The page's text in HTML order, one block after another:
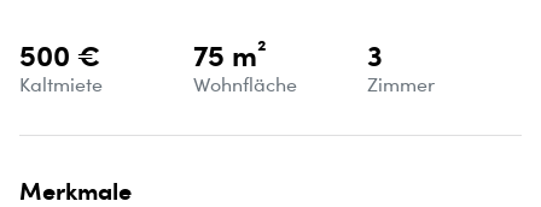
500 €
Kaltmiete
75 m²
Wohnfläche
3
Zimmer
Merkmale